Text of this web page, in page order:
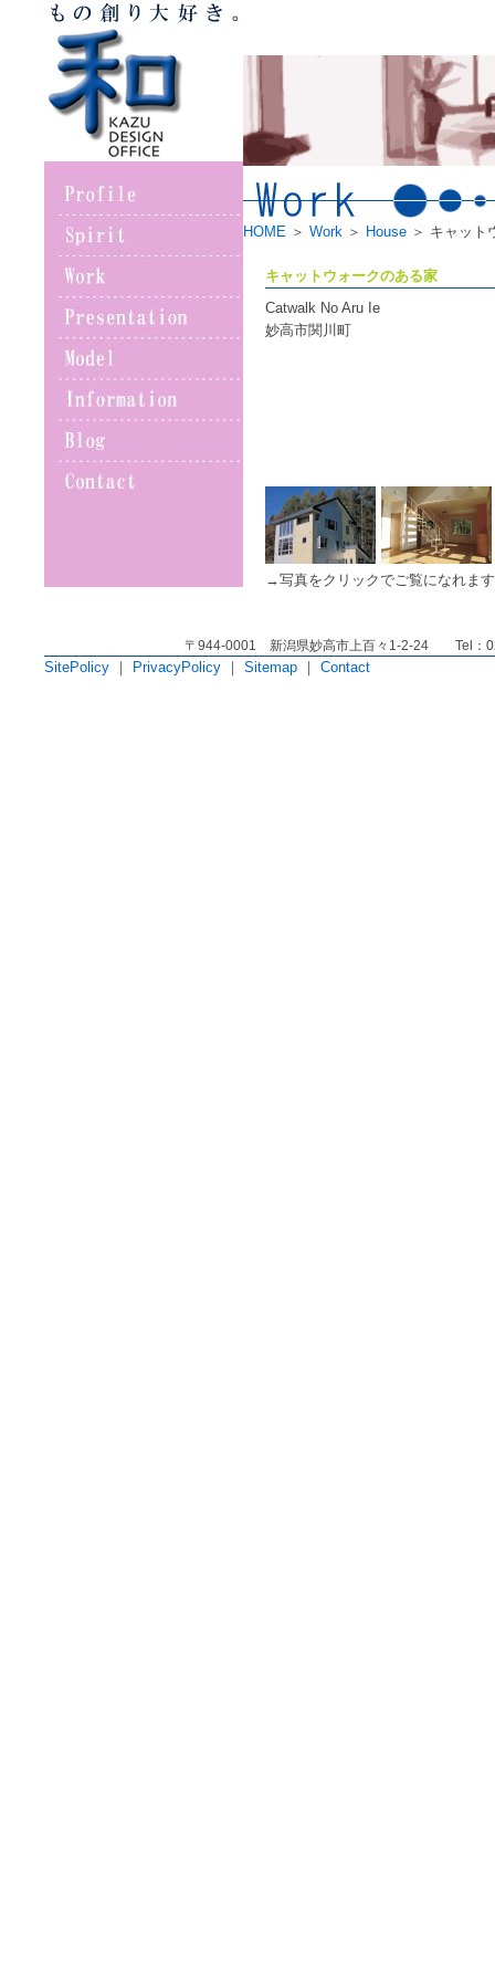
HOME ＞ Work ＞ House ＞ キャット
キャットウォークのある家
Catwalk No Aru Ie
妙高市関川町
→写真をクリックでご覧になれま
〒944-0001 新潟県妙高市上百々1-2-24 Tel
SitePolicy ｜ PrivacyPolicy ｜ Sitemap ｜ Contact